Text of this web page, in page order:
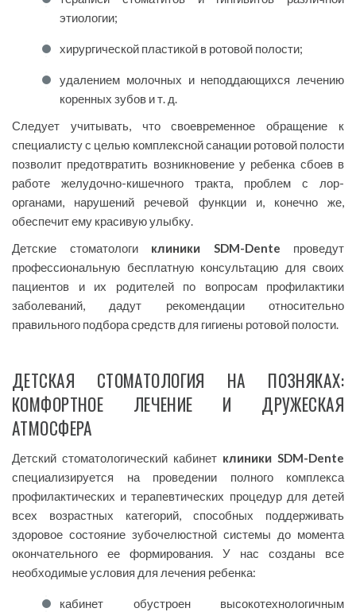
этиологии;
хирургической пластикой в ротовой полости;
удалением молочных и неподдающихся лечению
коренных зубов и т. д.
Следует учитывать, что своевременное обращение к
специалисту с целью комплексной санации ротовой полости
позволит предотвратить возникновение у ребенка сбоев в
работе желудочно-кишечного тракта, проблем с лор-
органами, нарушений речевой функции и, конечно же,
обеспечит ему красивую улыбку.
Детские стоматологиклиники SDM-Dente проведут
профессиональную бесплатную консультацию для своих
пациентов и их родителей по вопросам профилактики
заболеваний, дадут рекомендации относительно
правильного подбора средств для гигиены ротовой полости.
ДЕТСКАЯ СТОМАТОЛОГИЯ НА ПОЗНЯКАХ:
КОМФОРТНОЕ ЛЕЧЕНИЕ И ДРУЖЕСКАЯ
АТМОСФЕРА
Детский стоматологический кабинет клиники SDM-Dente
специализируется на проведении полного комплекса
профилактических и терапевтических процедур для детей
всех возрастных категорий, способных поддерживать
здоровое состояние зубочелюстной системы до момента
окончательного ее формирования. У нас созданы все
необходимые условия для лечения ребенка:
кабинет обустроен высокотехнологичным